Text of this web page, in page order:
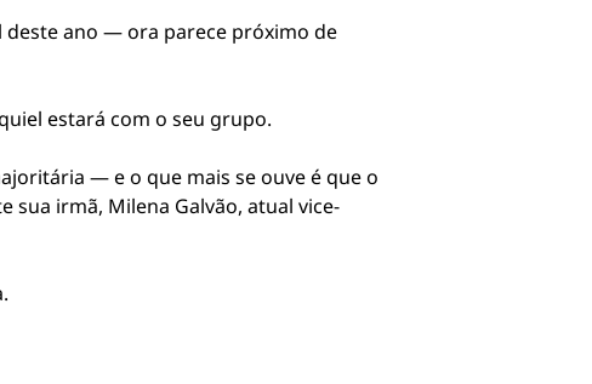
deste ano — ora parece próximo de
estará com o seu grupo.
— e o que mais se ouve é que o
sua irmã, Milena Galvão, atual vice-